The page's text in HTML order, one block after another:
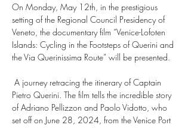
On Monday, May 12th, in the prestigious
setting of the Regional Council Presidency of
Veneto, the documentary film “Venice-Lofoten
Islands: Cycling in the Footsteps of Querini and
the Via Querinissima Route” will be presented.
A journey retracing the itinerary of Captain
Pietro Querini. The film tells the incredible story
of Adriano Pellizzon and Paolo Vidotto, who
set off on June 28, 2024, from the Venice Port